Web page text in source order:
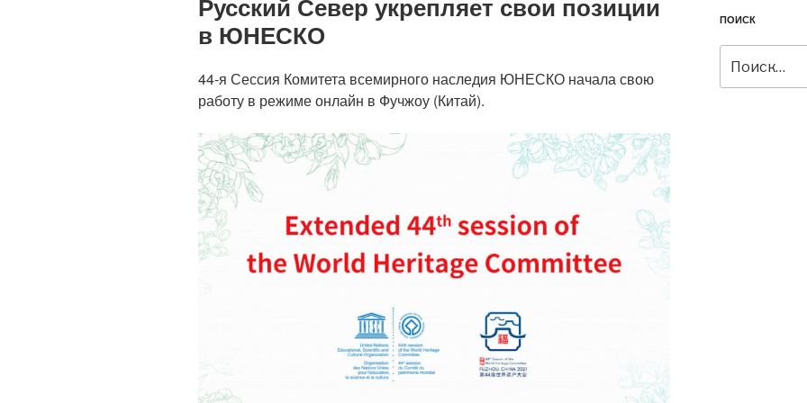
в ЮНЕСКО
44-я Сессия Комитета всемирного наследия ЮНЕСКО начала свою
работу в режиме онлайн в Фучжоу (Китай).
ПОИСК